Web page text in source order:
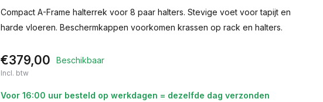
Compact A-Frame halterrek voor 8 paar halters. Stevige voet voor tapijt en
harde vloeren. Beschermkappen voorkomen krassen op rack en halters.
€379,00 Beschikbaar
Incl. btw
Voor 16:00 uur besteld op werkdagen = dezelfde dag verzonden